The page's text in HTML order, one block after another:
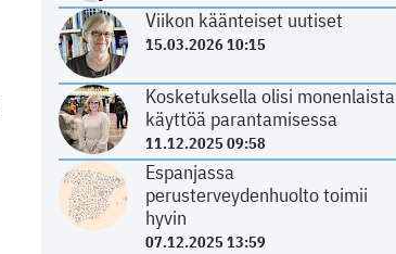
Viikon käänteiset uutiset
15.03.2026 10:15
Kosketuksella olisi monenlaista
käyttöä parantamisessa
11.12.2025 09:58
Espanjassa
perusterveydenhuolto toimii
hyvin
07.12.2025 13:59